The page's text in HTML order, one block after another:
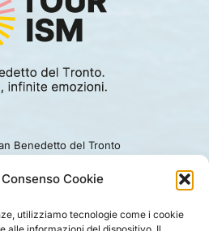
Cookie
utilizziamo tecnologie come i cookie
Benedetto del Tronto
0735.794229